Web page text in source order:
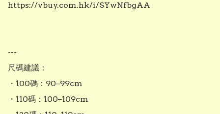
https://vbuy.com.hk/i/SYwNfbgAA
---
尺碼建議：
・100碼：90–99cm
・110碼：100–109cm